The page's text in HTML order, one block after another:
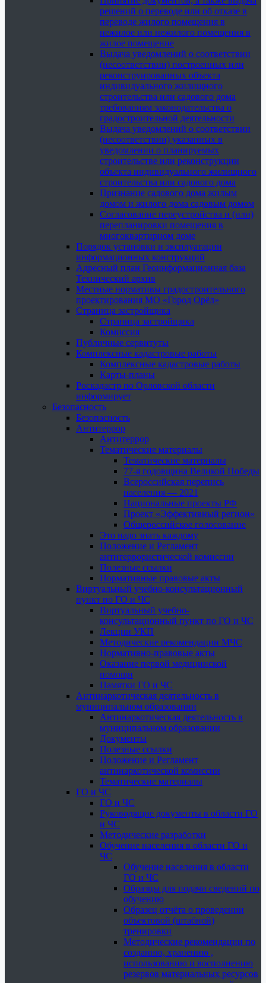
решений о переводе или об отказе в
переводе жилого помещения в
нежилое или нежилого помещения в
жилое помещение
Выдача уведомлений о соответствии
(несоответствии) построенных или
реконструированных объекта
индивидуального жилищного
строительства или садового дома
требованиям законодательства о
градостроительной деятельности
Выдача уведомлений о соответствии
(несоответствии) указанных в
уведомлении о планируемых
строительстве или реконструкции
объекта индивидуального жилищного
строительства или садового дома
Признание садового дома жилым
домом и жилого дома садовым домом
Согласование переустройства и (или)
перепланировки помещения в
многоквартирном доме
Порядок установки и эксплуатации
информационных конструкций
Адресный план Геоинформационная база
Технический архив
Местные нормативы градостроительного
проектирования МО «Город Орёл»
Страница застройщика
Страница застройщика
Комиссия
Публичные сервитуты
Комплексные кадастровые работы
Комплексные кадастровые работы
Карты-планы
Роскадастр по Орловской области
информирует
Безопасность
Безопасность
Антитеррор
Антитеррор
Тематические материалы
Тематические материалы
77-я годовщина Великой Победы
Всероссийская перепись
населения — 2021
Национальные проекты РФ
Проект «Эффективный регион»
Общероссийское голосование
Это надо знать каждому
Положение и Регламент
антитеррористической комиссии
Полезные ссылки
Нормативные правовые акты
Виртуальный учебно-консультационный
пункт по ГО и ЧС
Виртуальный учебно-
консультационный пункт по ГО и ЧС
Лекции УКП
Методические рекомендации МЧС
Нормативно-правовые акты
Оказание первой медицинской
помощи
Памятки ГО и ЧС
Антинаркотическая деятельность в
муниципальном образовании
Антинаркотическая деятельность в
муниципальном образовании
Документы
Полезные ссылки
Положение и Регламент
антинаркотической комиссии
Тематические материалы
ГО и ЧС
ГО и ЧС
Руководящие документы в области ГО
и ЧС
Методические разработки
Обучение населения в области ГО и
ЧС
Обучение населения в области
ГО и ЧС
Образцы для подачи сведений по
обучению
Образец отчёта о проведении
объектовой (штабной)
тренировки
Методические рекомендации по
созданию, хранению ,
использованию и восполнению
резервов материальных ресурсов